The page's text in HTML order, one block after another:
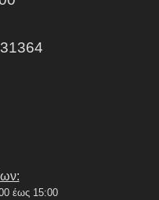
έως 15:00